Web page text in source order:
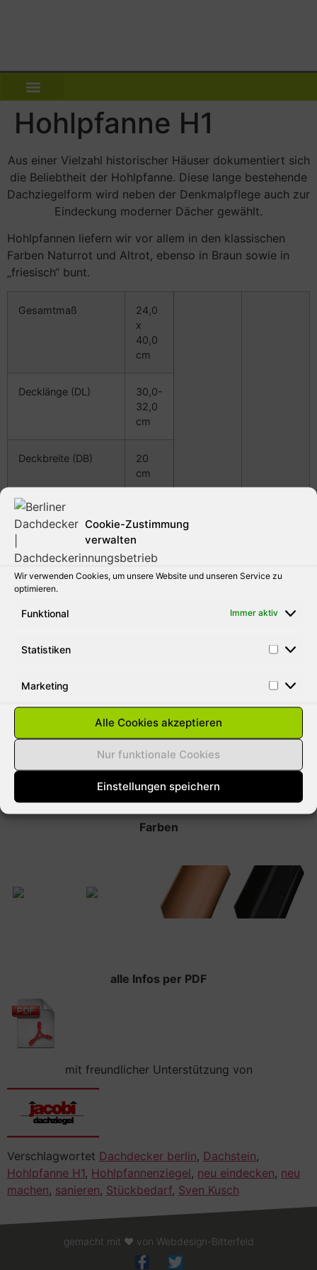
Cookie-Zustimmung
verwalten
Wir verwenden Cookies, um unsere Website und unseren Service zu
optimieren.
Funktional Immer aktiv
Statistiken
Marketing
Alle Cookies akzeptieren
Nur funktionale Cookies
Einstellungen speichern
Hohlpfanne H1
Aus einer Vielzahl historischer Häuser dokumentiert sich
die Beliebtheit der Hohlpfanne. Diese lange bestehende
Dachziegelform wird neben der Denkmalpflege auch zur
Eindeckung moderner Dächer gewählt.
Hohlpfannen liefern wir vor allem in den klassischen
Farben Naturrot und Altrot, ebenso in Braun sowie in
„friesisch“ bunt.
Gesamtmaß
24,0
x
40,0
cm
Decklänge (DL)
30,0-
32,0
cm
Deckbreite (DB)
20
cm
Stückbedarf pro m²
16
Regeldachneigung
Zusatzmaßnahmen
≥35°
Farben
alle Infos per PDF
mit freundlicher Unterstützung von
Verschlagwortet Dachdecker berlin, Dachstein,
Hohlpfanne H1, Hohlpfannenziegel, neu eindecken, neu
machen, sanieren, Stückbedarf, Sven Kusch
gemacht mit ❤ von Webdesign-Bitterfeld